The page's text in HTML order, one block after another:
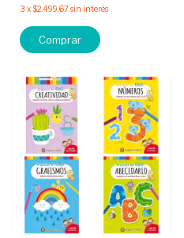
3 x$2.499,67sin interés